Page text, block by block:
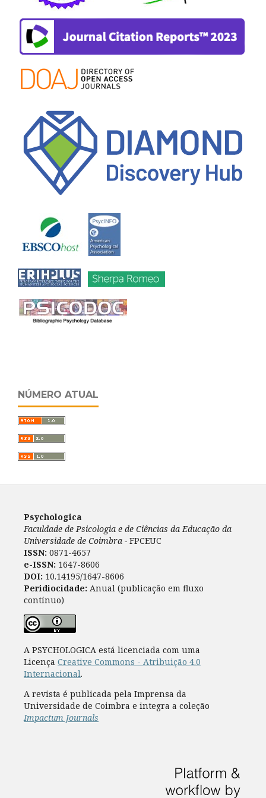
NÚMERO ATUAL
Psychologica
Faculdade de Psicologia e de Ciências da Educação da
Universidade de Coimbra - FPCEUC
ISSN: 0871-4657
e-ISSN: 1647-8606
DOI: 10.14195/1647-8606
Peridiocidade: Anual (publicação em fluxo
contínuo)
A PSYCHOLOGICA está licenciada com uma
Licença Creative Commons - Atribuição 4.0
Internacional.
A revista é publicada pela Imprensa da
Universidade de Coimbra e integra a coleção
Impactum Journals